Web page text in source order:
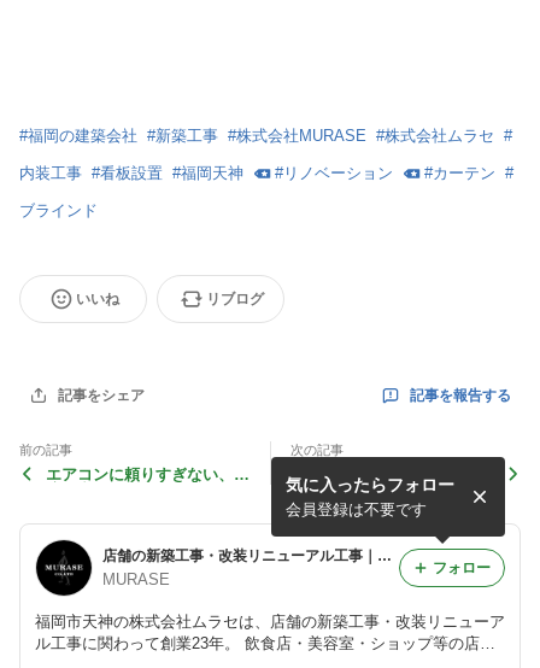
#福岡の建築会社 #新築工事 #株式会社MURASE #株式会社ムラセ #
内装工事 #看板設置 #福岡天神 #リノベーション #カーテン #
ブラインド
いいね リブログ
記事をシェア 記事を報告する
前の記事
エアコンに頼りすぎない、快
次の記事
店舗の新築工事・改装リニューアル工事｜株式会社ムラセ
MURASE
福岡市天神の株式会社ムラセは、店舗の新築工事・改装リニューア
ル工事に関わって創業23年。 飲食店・美容室・ショップ等の店舗
気に入ったらフォロー
会員登録は不要です
フォロー